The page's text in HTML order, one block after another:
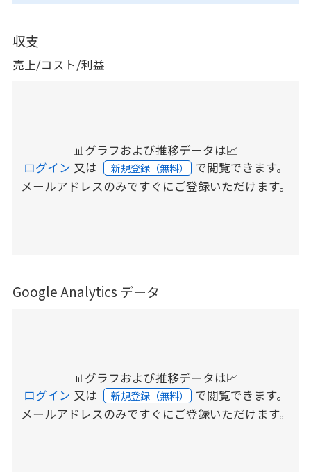
収支
売上/コスト/利益
📊グラフおよび推移データは📈
ログイン 又は 新規登録（無料） で閲覧できます。
メールアドレスのみですぐにご登録いただけます。
Google Analytics データ
📊グラフおよび推移データは📈
ログイン 又は 新規登録（無料） で閲覧できます。
メールアドレスのみですぐにご登録いただけます。